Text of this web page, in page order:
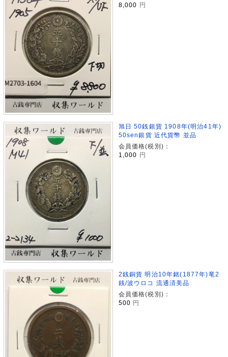
8,000 円
旭日 50銭銀貨 1908年(明治41年)
50sen銀貨 近代貨幣 並品
会員価格(税別)：
1,000 円
2銭銅貨 明治10年銘(1877年)竜2
銭/波ウロコ 流通済美品
会員価格(税別)：
500 円